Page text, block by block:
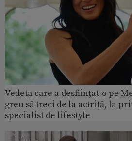
Vedeta care a desființat-o pe
greu să treci de la actriță, la
specialist de lifestyle